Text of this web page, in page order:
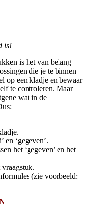
is!
is het van belang
die je te binnen
op een kladje en bewaar
te controleren. Maar
wat in de
en ‘gegeven’.
het ‘gegeven’ en het
vraagstuk.
(zie voorbeeld: